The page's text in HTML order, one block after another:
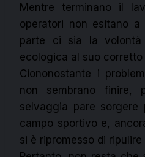
Mentre terminano il
operatori non esitano
parte ci sia la volontà
ecologica al suo
Ciononostante i
non sembrano finire,
selvaggia pare sorgere
campo sportivo e,
si è ripromesso di